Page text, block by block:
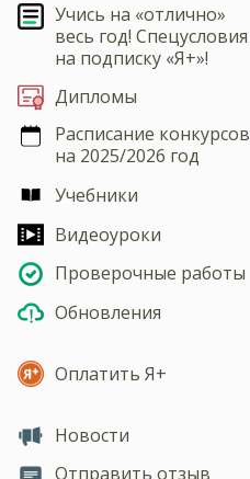
Учись на «отлично»
весь год! Спецусловия
на подписку «Я+»!
Дипломы
Расписание конкурсов
на 2025/2026 год
Учебники
Видеоуроки
Проверочные работы
Обновления
Оплатить Я+
Новости
Отправить отзыв